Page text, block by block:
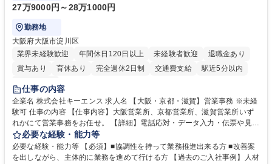
27万9000円～28万1000円
勤務地
大阪府大阪市淀川区
業界未経験歓迎
年間休日120日以上 未経験者歓迎
退職金あり
賞与あり
育休あり 完全週休2日制 交通費支給
駅近5分以内
土日祝休み
仕事の内容
企業名 株式会社キーエンス 求人名 【大阪・京都・滋賀】営業事務 ※未経
験可 仕事の内容 【仕事内容】大阪営業所、京都営業所、滋賀営業所いず
れかにて営業事務をお任せ。 【詳細】電話応対・データ入力・伝票や見積
の作成・カタログ送付・来客対応・営業所内で発生する事務業務や業務改
善をお任せ。 【教育制度】ご入社後、育成担当とペアになりながらOJTに
て業務を覚えていただくことが可能です。業務システムがきちんと構築さ
必要な経験・能力等
必要な経験・能力等 【必須】■協調性を持って業務推進出来る方 ■改善案
を出しながら、主体的に業務を進めて行ける方 【過去のご入社事例】人材